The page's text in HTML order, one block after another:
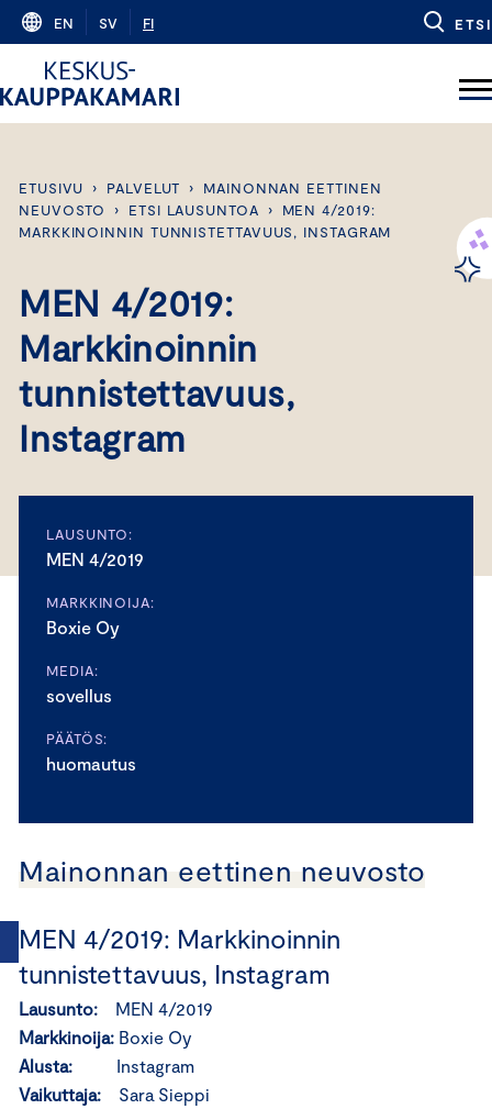
Skip
content
EN SV FI ETSI
ETUSIVU › PALVELUT ›
MAINONNAN EETTINEN
NEUVOSTO
› ETSI LAUSUNTOA ›
MEN 4/2019:
MARKKINOINNIN TUNNISTETTAVUUS, INSTAGRAM
MEN 4/2019:
Markkinoinnin
tunnistettavuus,
Instagram
LAUSUNTO:
MEN 4/2019
MARKKINOIJA:
Boxie Oy
MEDIA:
sovellus
PÄÄTÖS:
huomautus
Mainonnan eettinen neuvosto
MEN 4/2019: Markkinoinnin
tunnistettavuus, Instagram
Lausunto: MEN 4/2019
Markkinoija: Boxie Oy
Alusta: Instagram
Vaikuttaja: Sara Sieppi